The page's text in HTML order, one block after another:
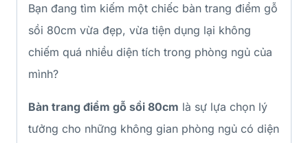
Bạn đang tìm kiếm một chiếc bàn trang điểm gỗ
sồi 80cm vừa đẹp, vừa tiện dụng lại không
chiếm quá nhiều diện tích trong phòng ngủ của
mình?
Bàn trang điểm gỗ sồi 80cm là sự lựa chọn lý
tưởng cho những không gian phòng ngủ có diện